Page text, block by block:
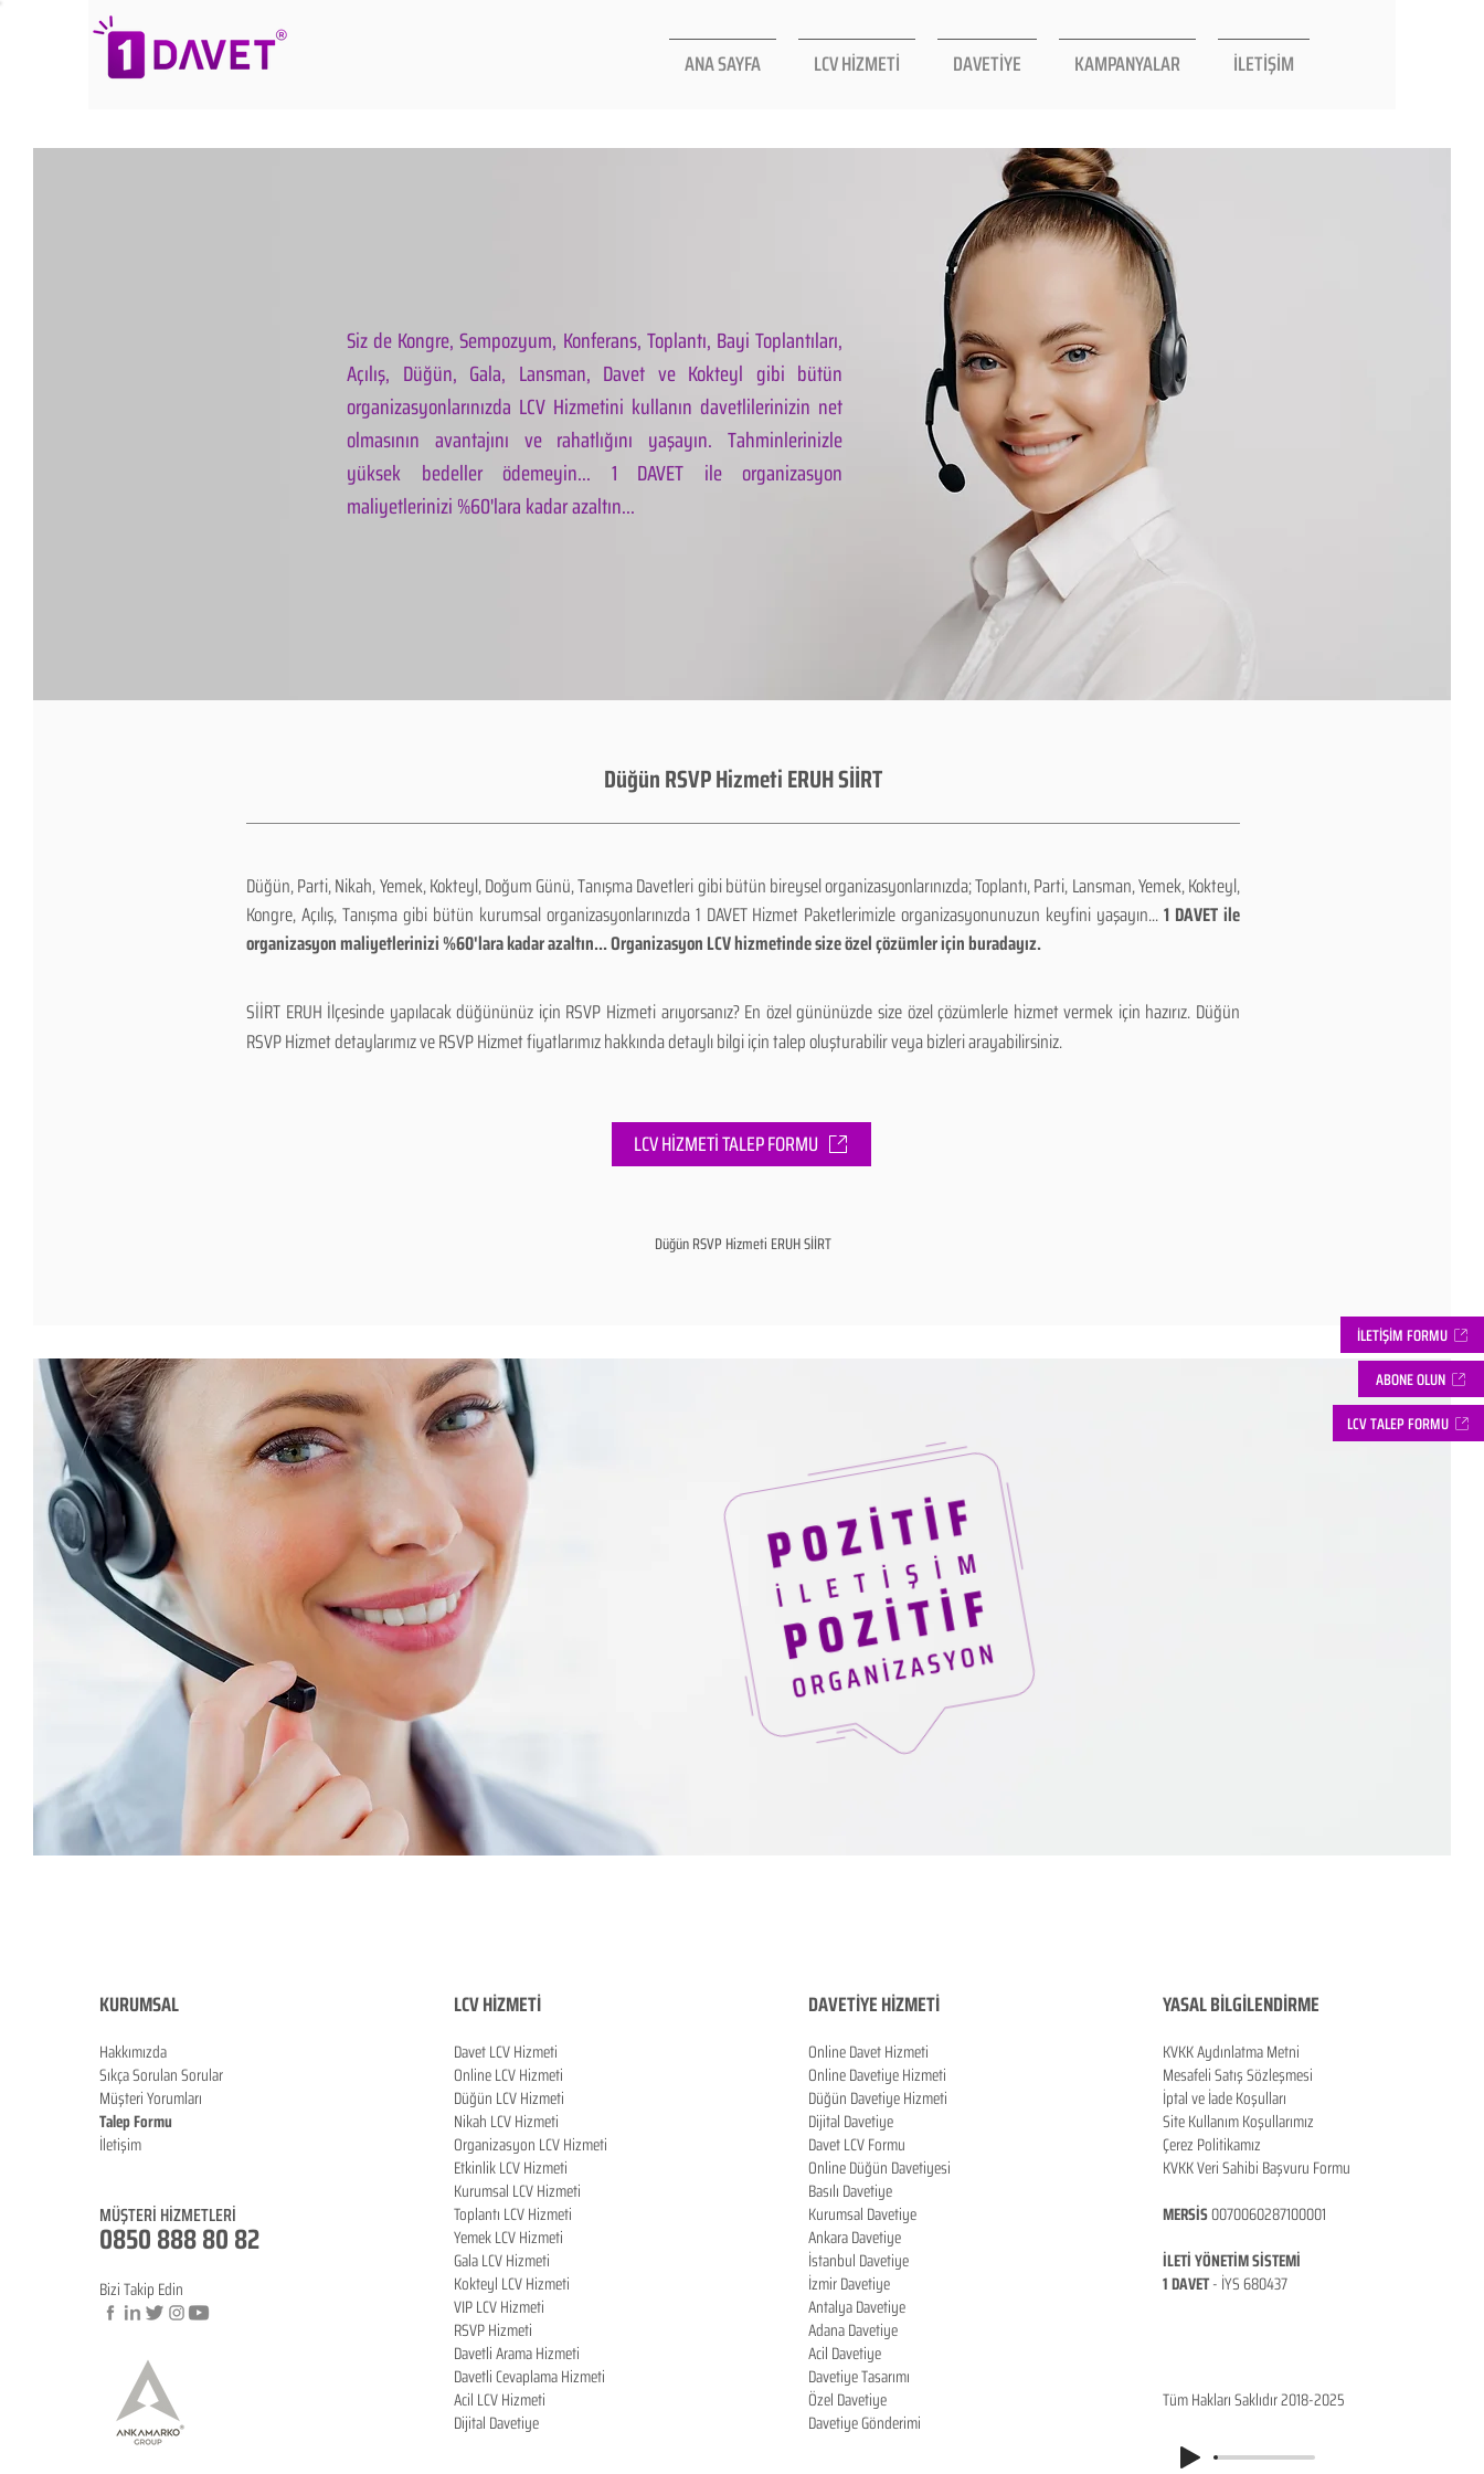
ANA SAYFA LCV HİZMETİ DAVETİYE KAMPANYALAR İLETİŞİM
ABONE OLUN
LCV TALEP FORMU
İLETİŞİM FORMU
Siz de Kongre, Sempozyum, Konferans, Toplantı, Bayi Toplantıları,
Açılış, Düğün, Gala, Lansman, Davet ve Kokteyl gibi bütün
organizasyonlarınızda LCV Hizmetini kullanın davetlilerinizin net
olmasının avantajını ve rahatlığını yaşayın. Tahminlerinizle
yüksek bedeller ödemeyin... 1 DAVET ile organizasyon
maliyetlerinizi %60'lara kadar azaltın...
Düğün RSVP Hizmeti ERUH SİİRT
Düğün, Parti, Nikah, Yemek, Kokteyl, Doğum Günü, Tanışma Davetleri gibi bütün bireysel organizasyonlarınızda; Toplantı, Parti, Lansman, Yemek, Kokteyl,
Kongre, Açılış, Tanışma gibi bütün kurumsal organizasyonlarınızda 1 DAVET Hizmet Paketlerimizle organizasyonunuzun keyfini yaşayın...1 DAVET ile
organizasyon maliyetlerinizi %60'lara kadar azaltın... Organizasyon LCV hizmetinde size özel çözümler için buradayız.
SİİRT ERUH İlçesinde yapılacak düğününüz için RSVP Hizmeti arıyorsanız? En özel gününüzde size özel çözümlerle hizmet vermek için hazırız. Düğün
RSVP Hizmet detaylarımız ve RSVP Hizmet fiyatlarımız hakkında detaylı bilgi için talep oluşturabilir veya bizleri arayabilirsiniz.
LCV HİZMETİ TALEP FORMU
Düğün RSVP Hizmeti ERUH SİİRT
KURUMSAL
Hakkımızda
Sıkça Sorulan Sorular
Müşteri Yorumları
Talep Formu
İletişim
MÜŞTERİ HİZMETLERİ
0850 888 80 82
Bizi Takip Edin
© Copyright
LCV HİZMETİ
Davet LCV Hizmeti
Online LCV Hizmeti
Düğün LCV Hizmeti
Nikah LCV Hizmeti
Organizasyon LCV Hizmeti
Etkinlik LCV Hizmeti
Kurumsal LCV Hizmeti
Toplantı LCV Hizmeti
Yemek LCV Hizmeti
Gala LCV Hizmeti
Kokteyl LCV Hizmeti
VIP LCV Hizmeti
RSVP Hizmeti
Davetli Arama Hizmeti
Davetli Cevaplama Hizmeti
Acil LCV Hizmeti
Dijital Davetiye
DAVETİYE HİZMETİ
Online Davet Hizmeti
Online Davetiye Hizmeti
Düğün Davetiye Hizmeti
Dijital Davetiye
Davet LCV Formu
Online Düğün Davetiyesi
Basılı Davetiye
Kurumsal Davetiye
Ankara Davetiye
İstanbul Davetiye
İzmir Davetiye
Antalya Davetiye
Adana Davetiye
Acil Davetiye
Davetiye Tasarımı
Özel Davetiye
Davetiye Gönderimi
YASAL BİLGİLENDİRME
KVKK Aydınlatma Metni
Mesafeli Satış Sözleşmesi
İptal ve İade Koşulları
Site Kullanım Koşullarımız
Çerez Politikamız
KVKK Veri Sahibi Başvuru Formu
MERSİS0070060287100001
İLETİ YÖNETİM SİSTEMİ
1 DAVET- İYS 680437
Tüm Hakları Saklıdır 2018-2025